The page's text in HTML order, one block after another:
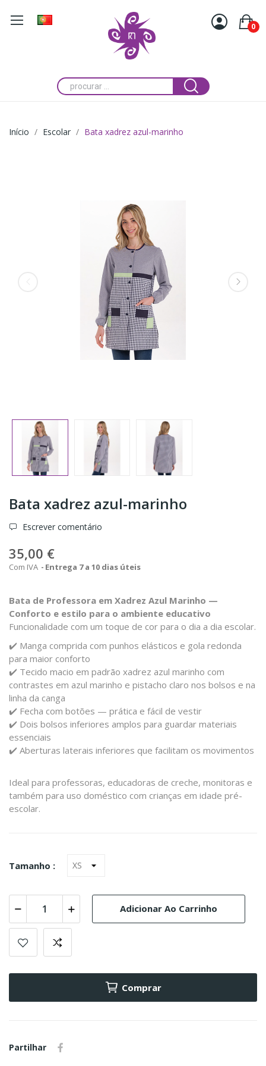
0
Início Escolar Bata xadrez azul-marinho
Bata xadrez azul-marinho
Escrever comentário
35,00 €
Com IVA Entrega 7 a 10 dias úteis
Bata de Professora em Xadrez Azul Marinho —
Conforto e estilo para o ambiente educativo
Funcionalidade com um toque de cor para o dia a dia escolar.
✔️ Manga comprida com punhos elásticos e gola redonda
para maior conforto
✔️ Tecido macio em padrão xadrez azul marinho com
contrastes em azul marinho e pistacho claro nos bolsos e na
linha da canga
✔️ Fecha com botões — prática e fácil de vestir
✔️ Dois bolsos inferiores amplos para guardar materiais
essenciais
✔️ Aberturas laterais inferiores que facilitam os movimentos
Ideal para professoras, educadoras de creche, monitoras e
também para uso doméstico com crianças em idade pré-
escolar.
Tamanho :
Adicionar Ao Carrinho
Comprar
Partilhar